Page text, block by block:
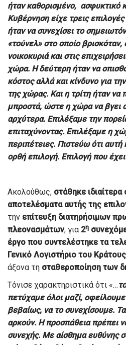
ήταν καθορισμένο, ασφυκτικό
Κυβέρνηση είχε τρεις
ήταν να συνεχίσει το
«τούνελ» στο οποίο
νοικοκυριά και στις
χώρα. Η δεύτερη ήταν να
κόστος αλλά και κίνδυνο για
της χώρας. Και η τρίτη ήταν
μπροστά, ώστε η χώρα να βγει
αρχύτερα. Επιλέξαμε την
επιταχύνοντας. Επιλέξαμε η
περιπέτειες. Πιστεύω ότι αυτή
ορθή επιλογή. Επιλογή που
Ακολούθως, στάθηκε
αποτελέσματα αυτής της
την επίτευξη διατηρήσιμων
πλεονασμάτων, για 2η
έργο που συντελέστηκε τα
Γενικό Λογιστήριο του Κράτους
άξονα τη σταθεροποίηση των
Τόνισε χαρακτηριστικά ότι «…
πετύχαμε όλοι μαζί,
βεβαίως, να το συνεχίσουμε.
αρκούν. Η προσπάθεια πρέπει
συνεχής. Με αίσθημα ευθύνης